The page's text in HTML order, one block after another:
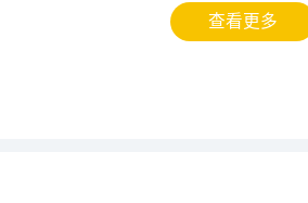
查看更多